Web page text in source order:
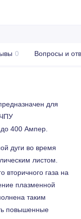
0 Вопросы и
для
до 400 Ампер.
дуги во время
листом.
вторичного газа на
плазменной
таким
повышенные